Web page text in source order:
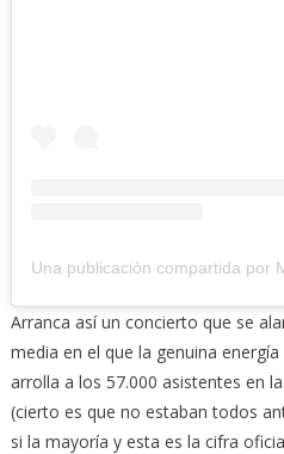
Arranca así un concierto que se
media en el que la genuina
arrolla a los 57.000 asistentes en
(cierto es que no estaban todos
si la mayoría y esta es la cifra